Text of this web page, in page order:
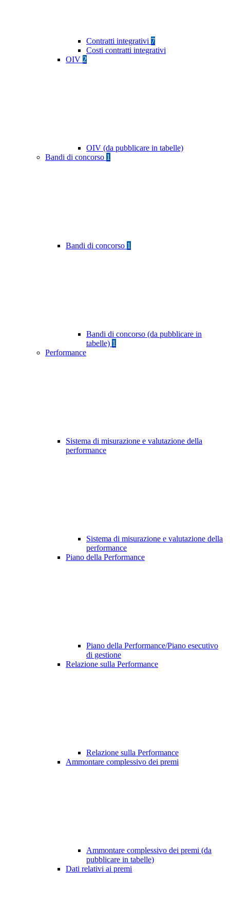
Contratti integrativi 7
Costi contratti integrativi
OIV 2
OIV (da pubblicare in tabelle)
Bandi di concorso 1
Bandi di concorso 1
Bandi di concorso (da pubblicare in
tabelle) 1
Performance
Sistema di misurazione e valutazione della
performance
Sistema di misurazione e valutazione della
performance
Piano della Performance
Piano della Performance/Piano esecutivo
di gestione
Relazione sulla Performance
Relazione sulla Performance
Ammontare complessivo dei premi
Ammontare complessivo dei premi (da
pubblicare in tabelle)
Dati relativi ai premi